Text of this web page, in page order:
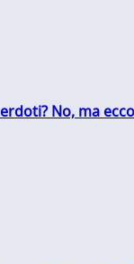
No, ma